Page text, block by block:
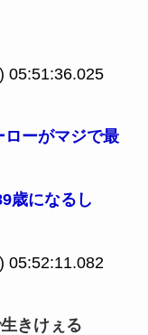
05:51:36.025
ローがマジで最
歳になるし
05:52:11.082
きけぇる